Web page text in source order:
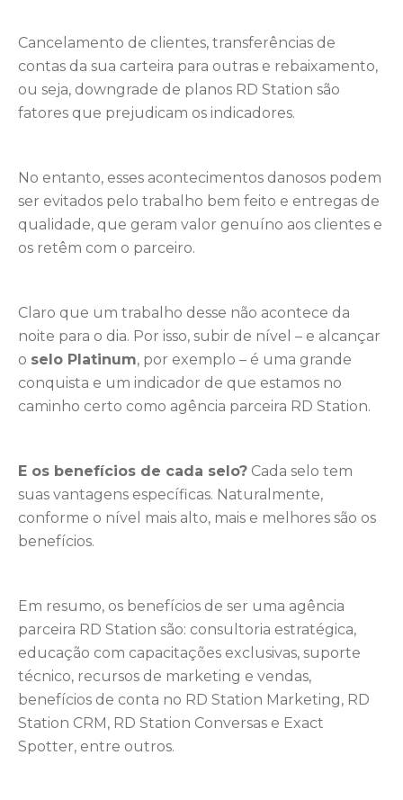
Cancelamento de clientes, transferências de
contas da sua carteira para outras e rebaixamento,
ou seja, downgrade de planos RD Station são
fatores que prejudicam os indicadores.
No entanto, esses acontecimentos danosos podem
ser evitados pelo trabalho bem feito e entregas de
qualidade, que geram valor genuíno aos clientes e
os retêm com o parceiro.
Claro que um trabalho desse não acontece da
noite para o dia. Por isso, subir de nível – e alcançar
o selo Platinum, por exemplo – é uma grande
conquista e um indicador de que estamos no
caminho certo como agência parceira RD Station.
E os benefícios de cada selo? Cada selo tem
suas vantagens específicas. Naturalmente,
conforme o nível mais alto, mais e melhores são os
benefícios.
Em resumo, os benefícios de ser uma agência
parceira RD Station são: consultoria estratégica,
educação com capacitações exclusivas, suporte
técnico, recursos de marketing e vendas,
benefícios de conta no RD Station Marketing, RD
Station CRM, RD Station Conversas e Exact
Spotter, entre outros.